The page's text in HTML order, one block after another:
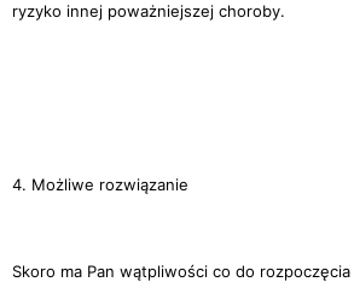
ryzyko innej poważniejszej choroby.
4. Możliwe rozwiązanie
Skoro ma Pan wątpliwości co do